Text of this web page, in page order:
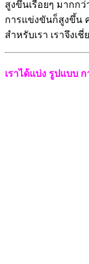
สูงขึ้นเรื่อยๆ มากก
การแข่งขันก็สูงขึ้น
สำหรับเรา เราจึง
เราได้แบ่ง รูปแบบ